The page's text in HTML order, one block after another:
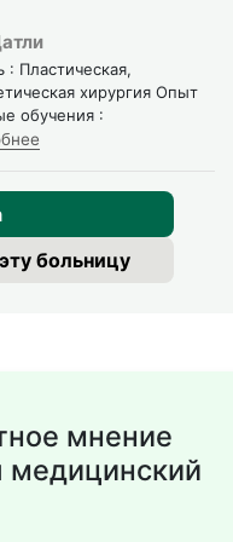
"Восстановление
Результат не
лифтинге, но мне
лица
4,5 мм под кожей,
Кожа становится
: Пластическая,
хирургия Опыт
обучения :
больницу
мнение
медицинский